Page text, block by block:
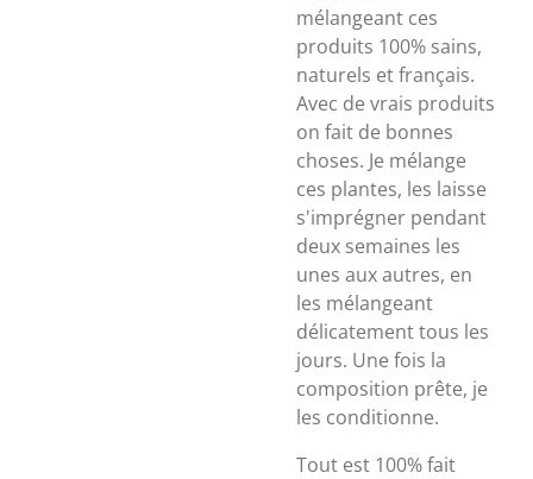
mélangeant ces
produits 100% sains,
naturels et français.
Avec de vrais produits
on fait de bonnes
choses. Je mélange
ces plantes, les laisse
s'imprégner pendant
deux semaines les
unes aux autres, en
les mélangeant
délicatement tous les
jours. Une fois la
composition prête, je
les conditionne.
Tout est 100% fait